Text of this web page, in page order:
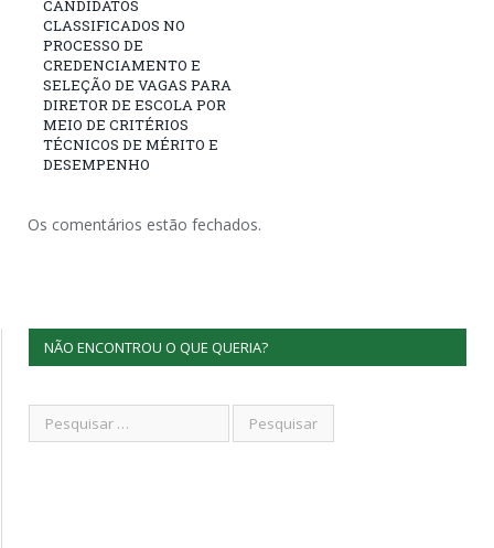
CANDIDATOS
CLASSIFICADOS NO
PROCESSO DE
CREDENCIAMENTO E
SELEÇÃO DE VAGAS PARA
DIRETOR DE ESCOLA POR
MEIO DE CRITÉRIOS
TÉCNICOS DE MÉRITO E
DESEMPENHO
Os comentários estão fechados.
NÃO ENCONTROU O QUE QUERIA?